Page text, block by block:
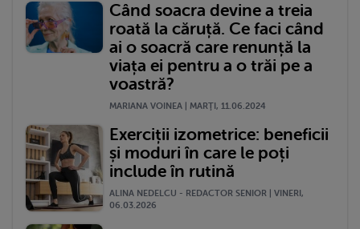
Când soacra devine a treia
roată la căruță. Ce faci când
ai o soacră care renunță la
viața ei pentru a o trăi pe a
voastră?
MARIANA VOINEA | MARŢI, 11.06.2024
Exerciții izometrice: beneficii
și moduri în care le poți
include în rutină
ALINA NEDELCU - REDACTOR SENIOR | VINERI,
06.03.2026